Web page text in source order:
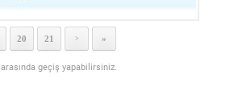
20 21 > »
geçiş yapabilirsiniz.